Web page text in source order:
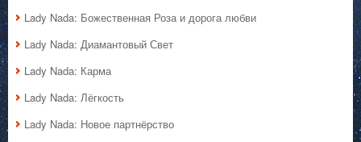
Lady Nada: Божественная Роза и дорога любви
Lady Nada: Диамантовый Свет
Lady Nada: Карма
Lady Nada: Лёгкость
Lady Nada: Новое партнёрство